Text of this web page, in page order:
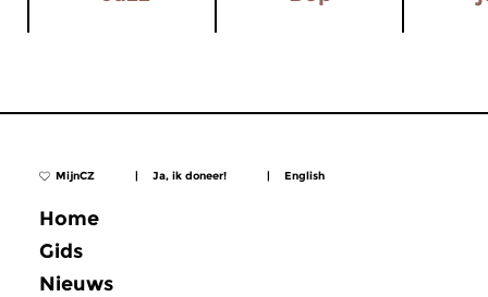
MijnCZ | Ja, ik doneer! | English
Home
Gids
Nieuws